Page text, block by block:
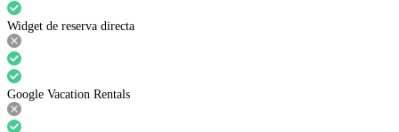
Widget de reserva directa
Google Vacation Rentals